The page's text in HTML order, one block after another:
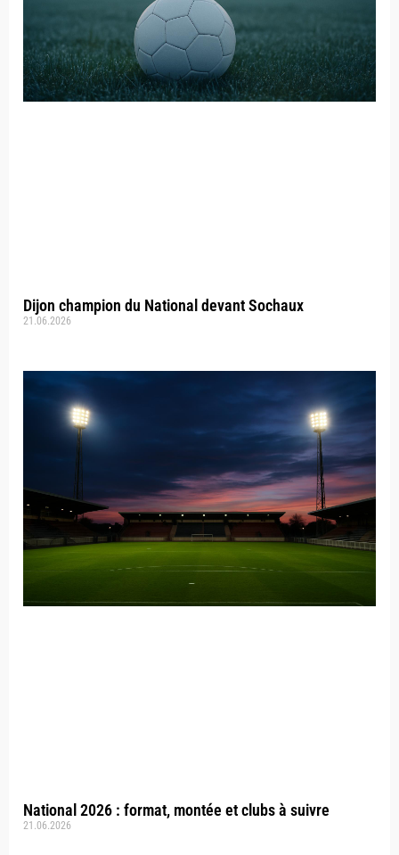
Dijon champion du National devant Sochaux
21.06.2026
National 2026 : format, montée et clubs à suivre
21.06.2026